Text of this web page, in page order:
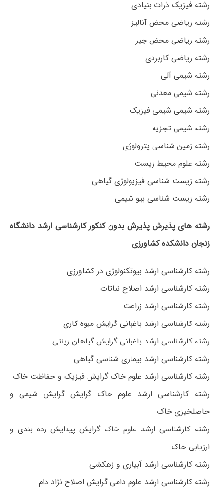
رشته فیزیک ذرات بنیادی
رشته ریاضی محض آنالیز
رشته ریاضی محض جبر
رشته ریاضی کاربردی
رشته شیمی آلی
رشته شیمی معدنی
رشته شیمی شیمی فیزیک
رشته شیمی تجزیه
رشته زمین شناسی پترولوژی
رشته علوم محیط زیست
رشته زیست شناسی فیزیولوژی گیاهی
رشته زیست شناسی بیو شیمی
رشته های پذیرش پذیرش بدون کنکور کارشناسی ارشد دانشگاه
زنجان دانشکده کشاورزی
رشته کارشناسی ارشد بیوتکنولوژی در کشاورزی
رشته کارشناسی ارشد اصلاح نباتات
رشته کارشناسی ارشد زراعت
رشته کارشناسی ارشد باغبانی گرایش میوه کاری
رشته کارشناسی ارشد باغبانی گرایش گیاهان زینتی
رشته کارشناسی ارشد بیماری شناسی گیاهی
رشته کارشناسی ارشد علوم خاک گرایش فیزیک و حفاظت خاک
رشته کارشناسی ارشد علوم خاک گرایش گرایش شیمی و
حاصلخیزی خاک
رشته کارشناسی ارشد علوم خاک گرایش پیدایش رده بندی و
ارزیابی خاک
رشته کارشناسی ارشد آبیاری و زهکشی
رشته کارشناسی ارشد علوم دامی گرایش اصلاح نژاد دام